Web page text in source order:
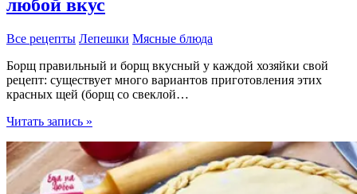
любой вкус
Все рецепты Лепешки Мясные блюда
Борщ правильный и борщ вкусный у каждой хозяйки свой
рецепт: существует много вариантов приготовления этих
красных щей (борщ со свеклой…
Лучший
который
готовит
Еда
Читать запись »